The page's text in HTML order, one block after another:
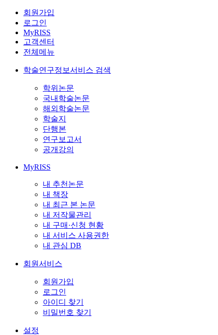
회원가입
로그인
MyRISS
고객센터
전체메뉴
학술연구정보서비스 검색
학위논문
국내학술논문
해외학술논문
학술지
단행본
연구보고서
공개강의
MyRISS
내 추천논문
내 책장
내 최근 본 논문
내 저작물관리
내 구매·신청 현황
내 서비스 사용권한
내 관심 DB
회원서비스
회원가입
로그인
아이디 찾기
비밀번호 찾기
설정